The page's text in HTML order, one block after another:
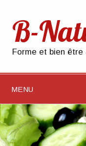
B-
Forme et bien être
MENU